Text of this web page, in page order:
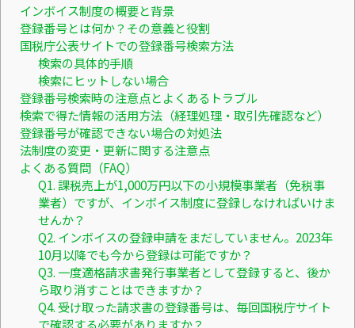
インボイス制度の概要と背景
登録番号とは何か？その意義と役割
国税庁公表サイトでの登録番号検索方法
検索の具体的手順
検索にヒットしない場合
登録番号検索時の注意点とよくあるトラブル
検索で得た情報の活用方法（経理処理・取引先確認など）
登録番号が確認できない場合の対処法
法制度の変更・更新に関する注意点
よくある質問（FAQ）
Q1. 課税売上が1,000万円以下の小規模事業者（免税事
業者）ですが、インボイス制度に登録しなければいけま
せんか？
Q2. インボイスの登録申請をまだしていません。2023年
10月以降でも今から登録は可能ですか？
Q3. 一度適格請求書発行事業者として登録すると、後か
ら取り消すことはできますか？
Q4. 受け取った請求書の登録番号は、毎回国税庁サイト
で確認する必要がありますか？